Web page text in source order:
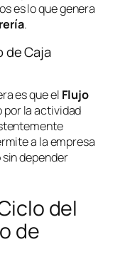
es lo que genera
.
de Caja
es que el Flujo
por la actividad
a la empresa
depender
del
de